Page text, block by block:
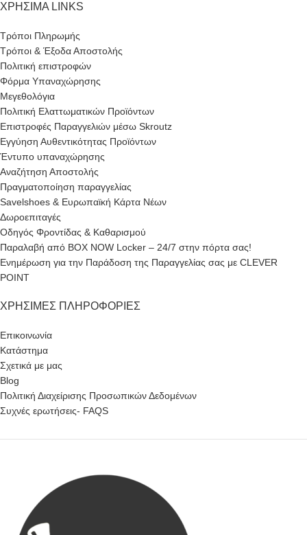
ΧΡΗΣΙΜΑ LINKS
Τρόποι Πληρωμής
Τρόποι & Έξοδα Αποστολής
Πολιτική επιστροφών
Φόρμα Υπαναχώρησης
Μεγεθολόγια
Πολιτική Ελαττωματικών Προϊόντων
Επιστροφές Παραγγελιών μέσω Skroutz
Εγγύηση Αυθεντικότητας Προϊόντων
Έντυπο υπαναχώρησης
Αναζήτηση Αποστολής
Πραγματοποίηση παραγγελίας
Savelshoes & Ευρωπαϊκή Κάρτα Νέων
Δωροεπιταγές
Οδηγός Φροντίδας & Καθαρισμού
Παραλαβή από BOX NOW Locker – 24/7 στην πόρτα σας!
Ενημέρωση για την Παράδοση της Παραγγελίας σας με CLEVER
POINT
ΧΡΉΣΙΜΕΣ ΠΛΗΡΟΦΟΡΊΕΣ
Επικοινωνία
Κατάστημα
Σχετικά με μας
Blog
Πολιτική Διαχείρισης Προσωπικών Δεδομένων
Συχνές ερωτήσεις- FAQS